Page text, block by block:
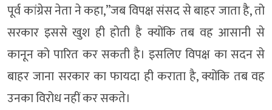
पूर्व कांग्रेस नेता ने कहा,”जब विपक्ष संसद से बाहर जाता है, तो
सरकार इससे खुश ही होती है क्योंकि तब वह आसानी से
कानून को पारित कर सकती है। इसलिए विपक्ष का सदन से
बाहर जाना सरकार का फायदा ही कराता है, क्योंकि तब वह
उनका विरोध नहीं कर सकते।